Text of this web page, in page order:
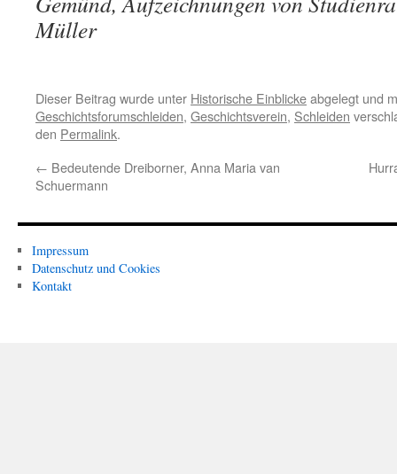
Müller
Dieser Beitrag wurde unter Historische Einblickeabgelegt und
Geschichtsforumschleiden, Geschichtsverein, Schleiden
den Permalink.
← Bedeutende Dreiborner, Anna Maria van
Schuermann
Impressum
Datenschutz und Cookies
Kontakt